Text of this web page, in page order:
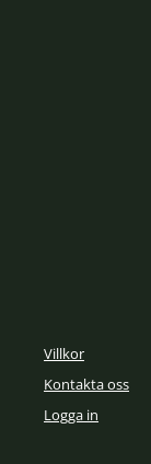
Villkor
Kontakta oss
Logga in